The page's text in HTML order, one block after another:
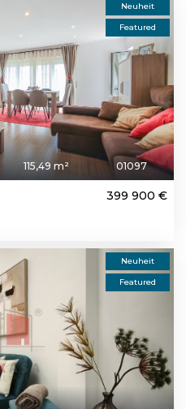
Neuheit
Featured
115,49 m² 01097
399 900 €
Neuheit
Featured